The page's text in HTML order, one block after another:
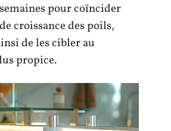
pour coïncider
croissance des poils,
de les cibler au
propice.